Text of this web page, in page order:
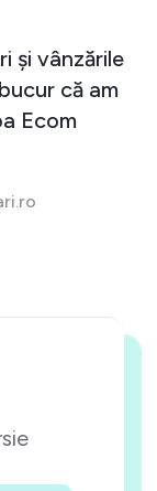
și vânzările
că am
Ecom